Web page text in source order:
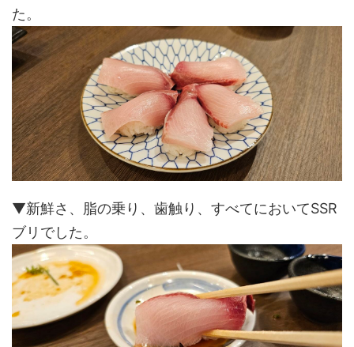
た。
▼新鮮さ、脂の乗り、歯触り、すべてにおいてSSR
ブリでした。